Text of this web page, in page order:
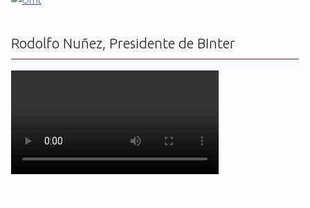
Rodolfo Nuñez, Presidente de BInter